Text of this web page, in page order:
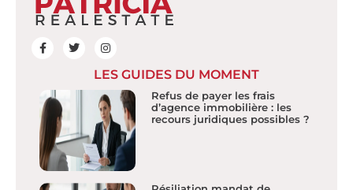
LES GUIDES DU MOMENT
Refus de payer les frais
d’agence immobilière : les
recours juridiques possibles ?